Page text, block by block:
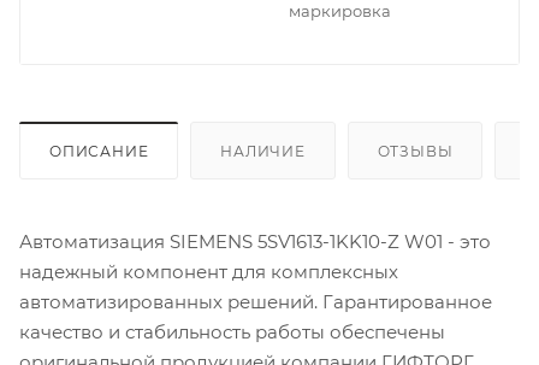
маркировка
ОПИСАНИЕ НАЛИЧИЕ ОТЗЫВЫ
Автоматизация SIEMENS 5SV1613-1KK10-Z W01 - это
надежный компонент для комплексных
автоматизированных решений. Гарантированное
качество и стабильность работы обеспечены